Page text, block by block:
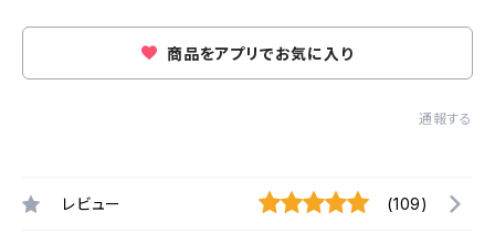
商品をアプリでお気に入り
通報する
レビュー (109)